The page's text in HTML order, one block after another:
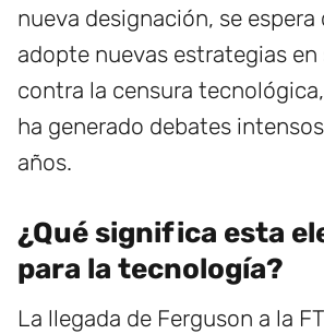
nueva designación, se espera
adopte nuevas estrategias en
contra la censura
ha generado debates
años.
¿Qué significa esta
para la tecnología?
La llegada de Ferguson a la